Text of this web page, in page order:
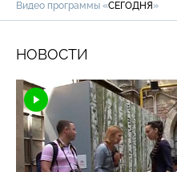
Видео программы «СЕГОДНЯ»
НОВОСТИ